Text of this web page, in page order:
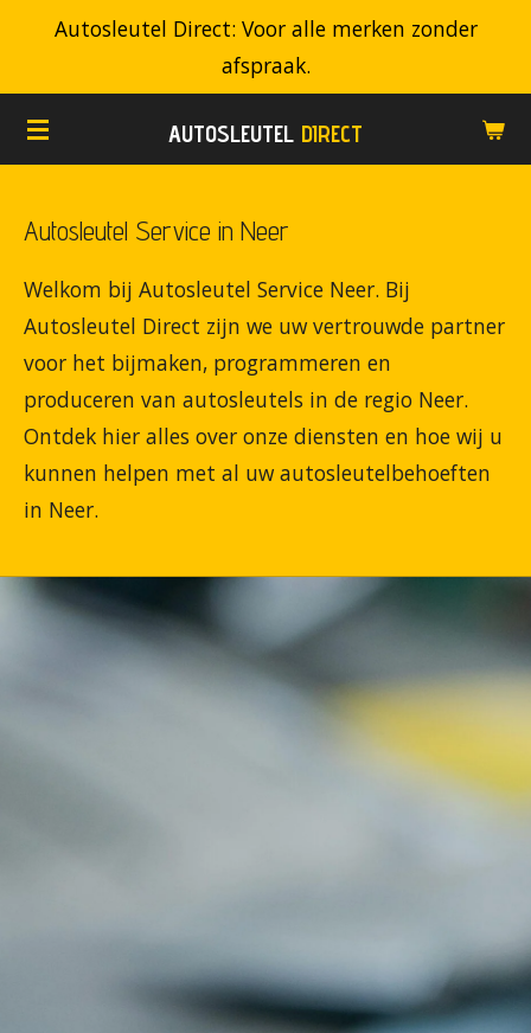
de
AUTOSLEUTEL DIRECT
Autosleutel Direct: Voor alle merken zonder
afspraak.
Autosleutel Service in Neer
Welkom bij Autosleutel Service Neer. Bij
Autosleutel Direct zijn we uw vertrouwde partner
voor het bijmaken, programmeren en
produceren van autosleutels in de regio Neer.
Ontdek hier alles over onze diensten en hoe wij u
kunnen helpen met al uw autosleutelbehoeften
in Neer.